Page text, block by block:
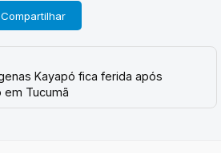
Compartilhar
Kayapó fica ferida após
Tucumã